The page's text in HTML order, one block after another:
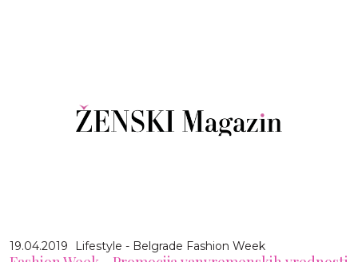
19.04.2019 Lifestyle - Belgrade Fashion Week